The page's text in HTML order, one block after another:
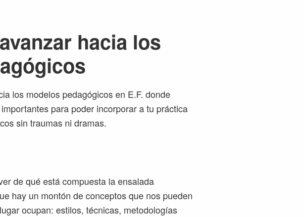
hacia los
los modelos pedagógicos en E.F. donde
para poder incorporar a tu práctica
sin traumas ni dramas.
de qué está compuesta la ensalada
hay un montón de conceptos que nos pueden
ocupan: estilos, técnicas, metodologías